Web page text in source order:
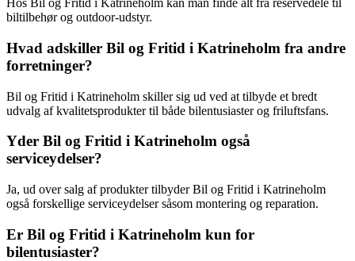
Hos Bil og Fritid i Katrineholm kan man finde alt fra reservedele til
biltilbehør og outdoor-udstyr.
Hvad adskiller Bil og Fritid i Katrineholm fra andre
forretninger?
Bil og Fritid i Katrineholm skiller sig ud ved at tilbyde et bredt
udvalg af kvalitetsprodukter til både bilentusiaster og friluftsfans.
Yder Bil og Fritid i Katrineholm også
serviceydelser?
Ja, ud over salg af produkter tilbyder Bil og Fritid i Katrineholm
også forskellige serviceydelser såsom montering og reparation.
Er Bil og Fritid i Katrineholm kun for
bilentusiaster?